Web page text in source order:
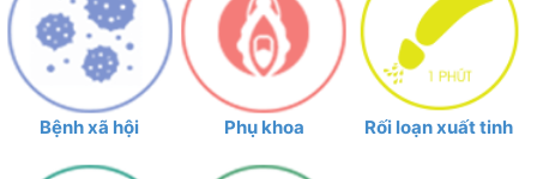
Bệnh xã hội Phụ khoa Rối loạn xuất tinh